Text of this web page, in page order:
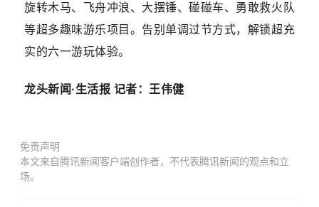
旋转木马、飞舟冲浪、大摆锤、碰碰车、勇敢救火队
等超多趣味游乐项目。告别单调过节方式，解锁超充
实的六一游玩体验。
龙头新闻·生活报 记者：王伟健
免责声明
本文来自腾讯新闻客户端创作者，不代表腾讯新闻的观点和立
场。